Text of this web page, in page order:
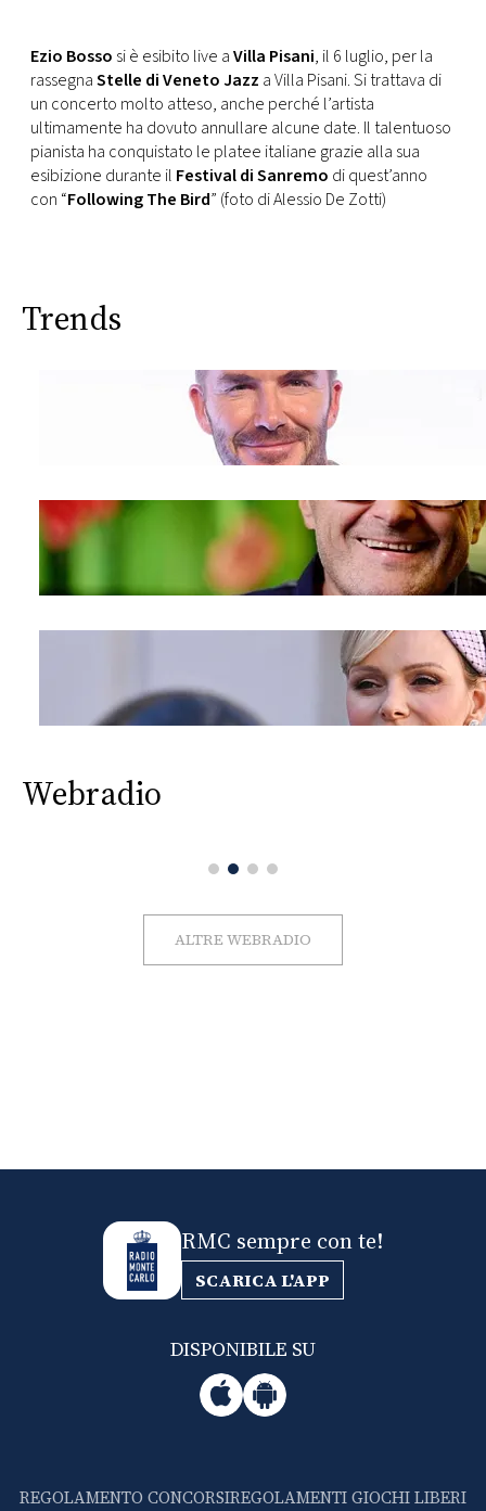
Ezio Bosso si è esibito live aVilla Pisani, il 6 luglio, per la
rassegnaStelle di Veneto Jazz a Villa Pisani. Si trattava di
un concerto molto atteso, anche perché l’artista
ultimamente ha dovuto annullare alcune date. Il talentuoso
pianista ha conquistato le platee italiane grazie alla sua
esibizione durante il Festival di Sanremo di quest’anno
con “Following The Bird” (foto di Alessio De Zotti)
Trends
Webradio
ALTRE WEBRADIO
RMC sempre con te!
SCARICA L'APP
DISPONIBILE SU
REGOLAMENTO CONCORSIREGOLAMENTI GIOCHI LIBERI